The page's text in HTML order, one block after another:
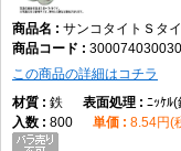
サンコタイトＳタ
この商品の詳細はコチラ
鉄
ﾆｯｹﾙ
800
8.54円(